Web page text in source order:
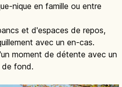
nique en famille ou entre
et d'espaces de repos,
avec un en-cas.
moment de détente avec un
de fond.